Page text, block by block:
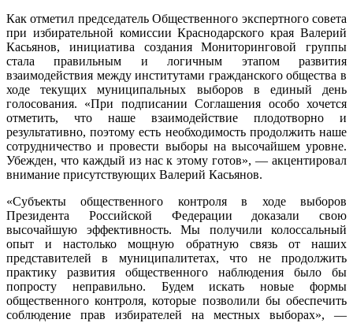
Как отметил председатель Общественного экспертного совета
при избирательной комиссии Краснодарского края Валерий
Касьянов, инициатива создания Мониторинговой группы
стала правильным и логичным этапом развития
взаимодействия между институтами гражданского общества в
ходе текущих муниципальных выборов в единый день
голосования. «При подписании Соглашения особо хочется
отметить, что наше взаимодействие плодотворно и
результативно, поэтому есть необходимость продолжить наше
сотрудничество и провести выборы на высочайшем уровне.
Убежден, что каждый из нас к этому готов», — акцентировал
внимание присутствующих Валерий Касьянов.
«Субъекты общественного контроля в ходе выборов
Президента Российской Федерации доказали свою
высочайшую эффективность. Мы получили колоссальный
опыт и настолько мощную обратную связь от наших
представителей в муниципалитетах, что не продолжить
практику развития общественного наблюдения было бы
попросту неправильно. Будем искать новые формы
общественного контроля, которые позволили бы обеспечить
соблюдение прав избирателей на местных выборах», —